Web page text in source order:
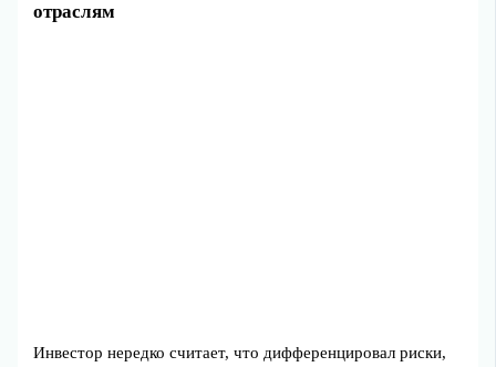
отраслям
Инвестор нередко считает, что дифференцировал риски,